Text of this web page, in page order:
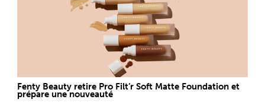
Fenty Beauty retire Pro Filt’r Soft Matte Foundation et
prépare une nouveauté